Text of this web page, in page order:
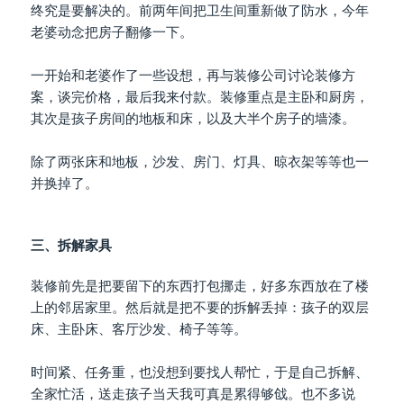
终究是要解决的。前两年间把卫生间重新做了防水，今年
老婆动念把房子翻修一下。
一开始和老婆作了一些设想，再与装修公司讨论装修方
案，谈完价格，最后我来付款。装修重点是主卧和厨房，
其次是孩子房间的地板和床，以及大半个房子的墙漆。
除了两张床和地板，沙发、房门、灯具、晾衣架等等也一
并换掉了。
三、拆解家具
装修前先是把要留下的东西打包挪走，好多东西放在了楼
上的邻居家里。然后就是把不要的拆解丢掉：孩子的双层
床、主卧床、客厅沙发、椅子等等。
时间紧、任务重，也没想到要找人帮忙，于是自己拆解、
全家忙活，送走孩子当天我可真是累得够戗。也不多说